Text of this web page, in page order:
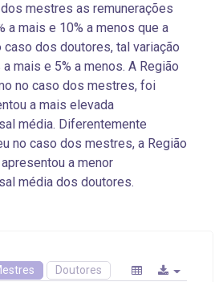
mestres as remunerações
a mais e 10% a menos que a
caso dos doutores, tal variação
mais e 5% a menos. A Região
no caso dos mestres, foi
a mais elevada
média. Diferentemente
no caso dos mestres, a Região
a menor
média dos doutores.
Doutores